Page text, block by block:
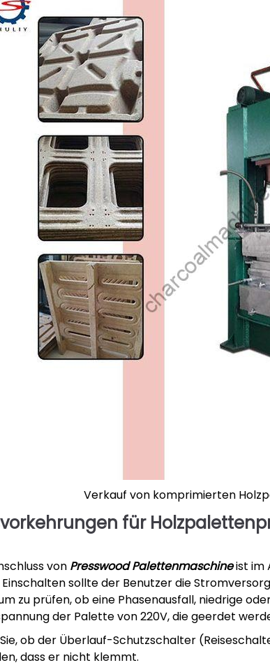
Verkauf von komprimierten
für
von Presswood Palettenmaschineist im
sollte der Benutzer die
zu prüfen, ob eine Phasenausfall, niedrige
der Palette von 220V, die geerdet
ob der Überlauf-Schutzschalter
dass er nicht klemmt.